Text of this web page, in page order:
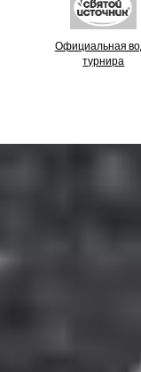
Официальная
турнира